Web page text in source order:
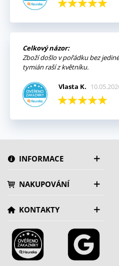
Celkový názor:
Zboží došlo v pořádku bez
tymián raší z květníku.
Vlasta K.
INFORMACE
NAKUPOVÁNÍ
KONTAKTY